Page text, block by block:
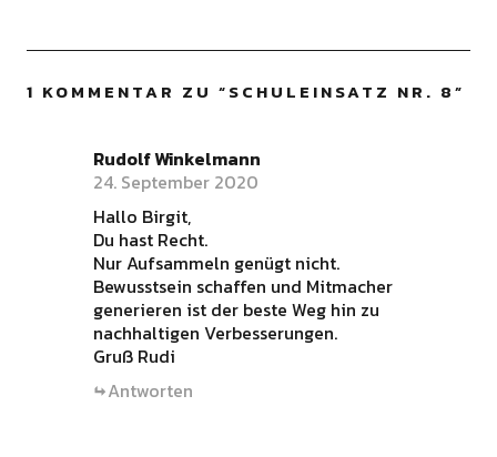
1 KOMMENTAR ZU “SCHULEINSATZ NR. 8”
Rudolf Winkelmann
24. September 2020
Hallo Birgit,
Du hast Recht.
Nur Aufsammeln genügt nicht.
Bewusstsein schaffen und Mitmacher
generieren ist der beste Weg hin zu
nachhaltigen Verbesserungen.
Gruß Rudi
Antworten